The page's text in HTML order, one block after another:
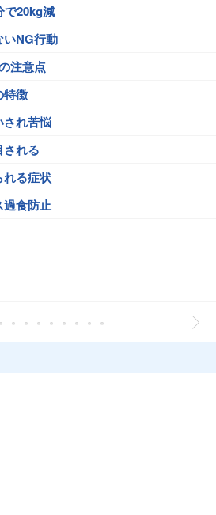
で20kg減
いNG行動
注意点
特徴
され苦悩
れる
れる症状
過食防止